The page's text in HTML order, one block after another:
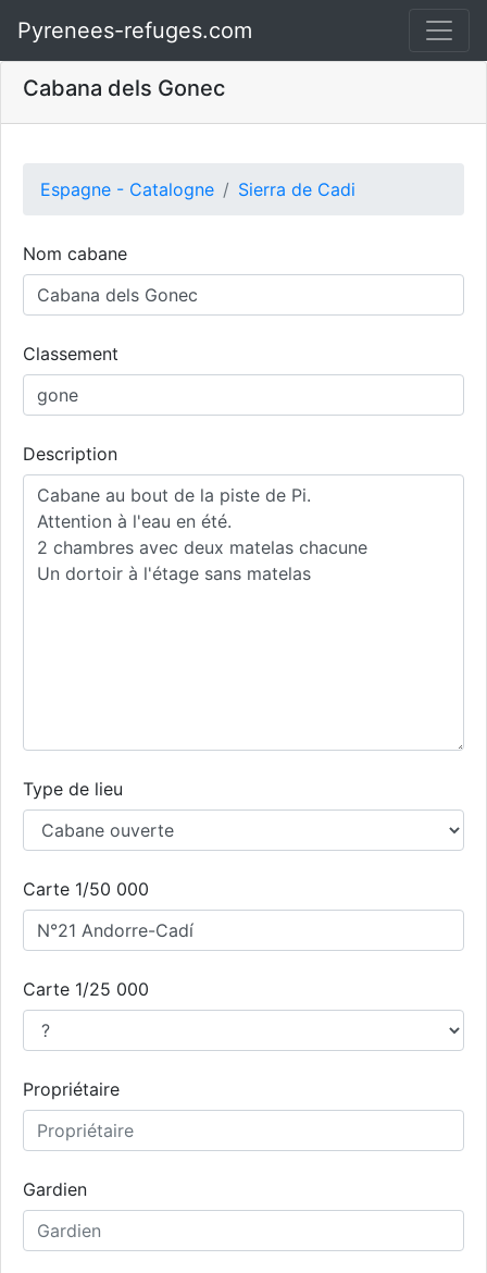
Pyrenees-refuges.com
Cabana dels Gonec
Espagne - Catalogne Sierra de Cadi
Nom cabane
Classement
Description
Type de lieu
Carte 1/50 000
Carte 1/25 000
Propriétaire
Gardien